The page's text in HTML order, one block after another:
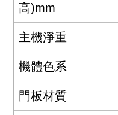
高)mm
主機淨重
機體色系
門板材質